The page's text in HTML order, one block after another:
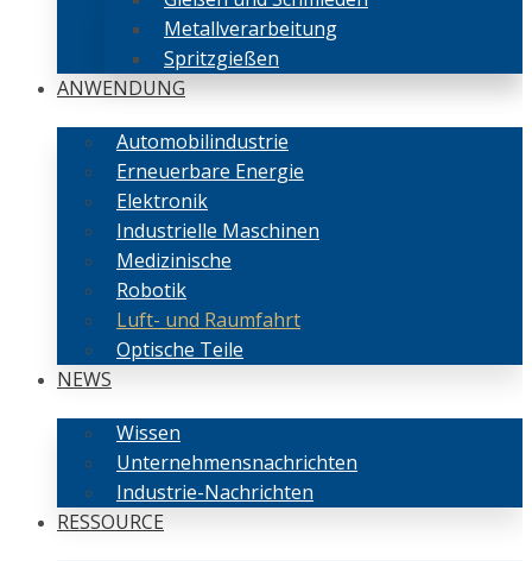
Metallverarbeitung
Spritzgießen
ANWENDUNG
Automobilindustrie
Erneuerbare Energie
Elektronik
Industrielle Maschinen
Medizinische
Robotik
Luft- und Raumfahrt
Optische Teile
NEWS
Wissen
Unternehmensnachrichten
Industrie-Nachrichten
RESSOURCE